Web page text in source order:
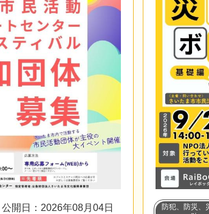
公開日：2026年08月04日
防犯、防災、